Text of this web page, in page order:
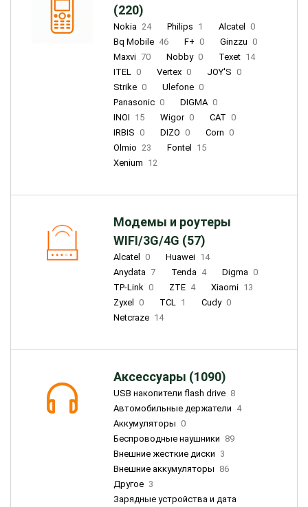
(220)
Nokia 24 Philips 1 Alcatel
0
Bq Mobile 46 F+ 0 Ginzzu 0
Maxvi 70 Nobby 0 Texet 14
ITEL 0 Vertex 0 JOY'S 0
Strike 0 Ulefone 0
Panasonic 0 DIGMA 0
INOI 15 Wigor 0 CAT 0
IRBIS 0 DIZO 0 Corn 0
Olmio 23 Fontel
15
Xenium 12
Модемы и роутеры
WIFI/3G/4G (57)
Alcatel 0 Huawei 14
Anydata 7 Tenda 4 Digma 0
TP-Link 0 ZTE 4 Xiaomi 13
Zyxel
0 TCL 1 Cudy 0
Netcraze 14
Аксессуары (1090)
USB накопители flash drive 8
Автомобильные держатели 4
Аккумуляторы 0
Беспроводные наушники 89
Внешние жесткие диски 3
Внешние аккумуляторы 86
Другое 3
Зарядные устройства и дата